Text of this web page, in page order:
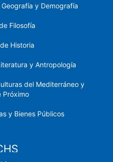
y Demografía
Filosofía
Historia
y Antropología
del Mediterráneo y
Próximo
y Bienes Públicos